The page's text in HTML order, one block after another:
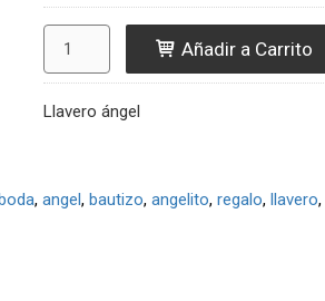
Añadir a Carrito
Llavero ángel
angel bautizo angelito regalo llavero